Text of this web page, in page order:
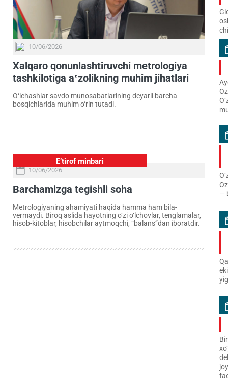
10/06/2026
Xalqaro qonunlashtiruvchi metrologiya
tashkilotiga a‛zolikning muhim jihatlari
O‘lchashlar savdo munosabatlarining deyarli barcha
bosqichlarida muhim o‘rin tutadi.
E’tirof minbari
10/06/2026
Barchamizga tegishli soha
Metrologiyaning ahamiyati haqida hamma ham bila­
vermaydi. Biroq aslida hayotning o‘zi o‘lchovlar, tenglamalar,
hisob-kitoblar, hisob­chilar aytmoqchi, “balans”dan ibo­ratdir.
—